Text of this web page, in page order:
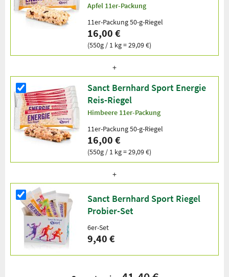
Apfel 11er-Packung
11er-Packung 50-g-Riegel
16,00 €
(550g / 1 kg = 29,09 €)
Sanct Bernhard Sport Energie
Reis-Riegel
Himbeere 11er-Packung
11er-Packung 50-g-Riegel
16,00 €
(550g / 1 kg = 29,09 €)
Sanct Bernhard Sport Riegel
Probier-Set
6er-Set
9,40 €